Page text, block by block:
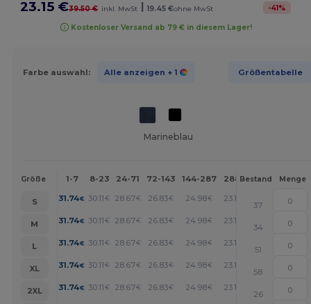
23.15 €39.50 € inkl. MwSt | 19.45 €ohne MwSt -41%
Kostenloser Versand ab 79 € in diesem Lager!
Farbe auswahl: Alle anzeigen + 1 Größentabelle
Marineblau
Größe 1-7 8-23 24-71 72-143 144-287 288 + Mehr
Bestand Menge
S 31.74€ 30.11 € 28.67€ 26.83€ 24.98€ 23.15 +
37
M
31.74€ 30.11 € 28.67€ 26.83€ 24.98€ 23.15
34
L
31.74€ 30.11 € 28.67€ 26.83€ 24.98€ 23.15
51
XL
31.74€ 30.11 € 28.67€ 26.83€ 24.98€ 23.15 +
58
2XL
31.74€ 30.11 € 28.67€ 26.83€ 24.98€ 23.15 +
26